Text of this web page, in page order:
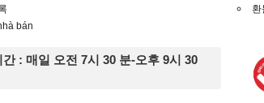
bán
환
간 : 매일 오전 7시 30 분-오후 9시 30